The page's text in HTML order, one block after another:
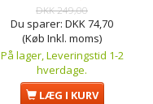
DKK 249,00
Du sparer: DKK 74,70
(Køb Inkl. moms)
På lager, Leveringstid 1-2
hverdage.
LÆG I KURV